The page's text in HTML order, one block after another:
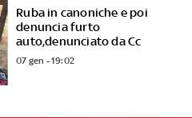
Ruba in canoniche e poi
denuncia furto
auto,denunciato da Cc
07 gen - 19:02